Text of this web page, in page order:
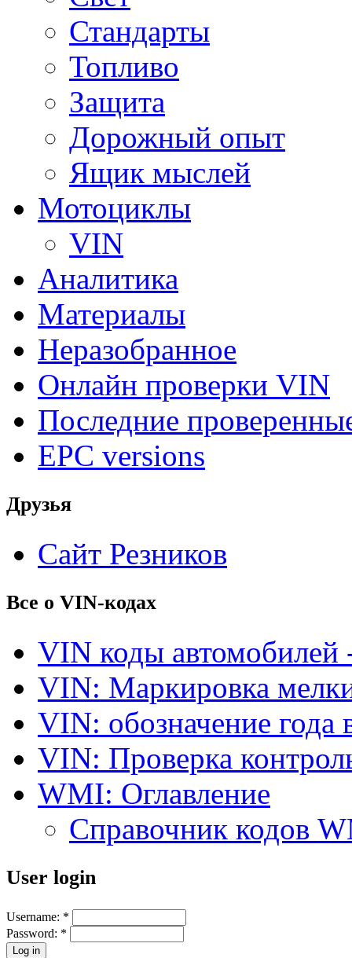
Стандарты
Топливо
Защита
Дорожный опыт
Ящик мыслей
Мотоциклы
VIN
Аналитика
Материалы
Неразобранное
Онлайн проверки VIN
Последние
EPC versions
Друзья
Сайт Резников
Все о VIN-кодах
VIN коды автомобилей
VIN: Маркировка
VIN: обозначение года
VIN: Проверка
WMI: Оглавление
Справочник кодов
User login
Username: *
Password: *